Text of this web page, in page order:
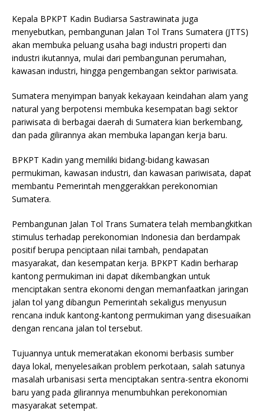
Kepala BPKPT Kadin Budiarsa Sastrawinata juga
menyebutkan, pembangunan Jalan Tol Trans Sumatera (JTTS)
akan membuka peluang usaha bagi industri properti dan
industri ikutannya, mulai dari pembangunan perumahan,
kawasan industri, hingga pengembangan sektor pariwisata.
Sumatera menyimpan banyak kekayaan keindahan alam yang
natural yang berpotensi membuka kesempatan bagi sektor
pariwisata di berbagai daerah di Sumatera kian berkembang,
dan pada gilirannya akan membuka lapangan kerja baru.
BPKPT Kadin yang memiliki bidang-bidang kawasan
permukiman, kawasan industri, dan kawasan pariwisata, dapat
membantu Pemerintah menggerakkan perekonomian
Sumatera.
Pembangunan Jalan Tol Trans Sumatera telah membangkitkan
stimulus terhadap perekonomian Indonesia dan berdampak
positif berupa penciptaan nilai tambah, pendapatan
masyarakat, dan kesempatan kerja. BPKPT Kadin berharap
kantong permukiman ini dapat dikembangkan untuk
menciptakan sentra ekonomi dengan memanfaatkan jaringan
jalan tol yang dibangun Pemerintah sekaligus menyusun
rencana induk kantong-kantong permukiman yang disesuaikan
dengan rencana jalan tol tersebut.
Tujuannya untuk memeratakan ekonomi berbasis sumber
daya lokal, menyelesaikan problem perkotaan, salah satunya
masalah urbanisasi serta menciptakan sentra-sentra ekonomi
baru yang pada gilirannya menumbuhkan perekonomian
masyarakat setempat.